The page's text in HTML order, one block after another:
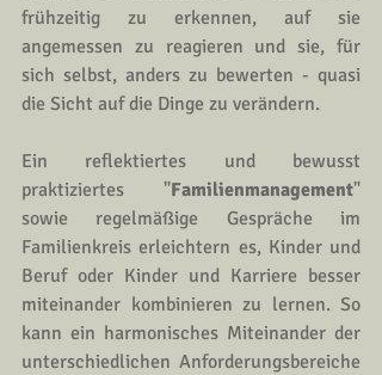
frühzeitig zu erkennen, auf sie
angemessen zu reagieren und sie, für
sich selbst, anders zu bewerten - quasi
die Sicht auf die Dinge zu verändern.
Ein reflektiertes und bewusst
praktiziertes "Familienmanagement"
sowie regelmäßige Gespräche im
Familienkreis erleichtern es, Kinder und
Beruf oder Kinder und Karriere besser
miteinander kombinieren zu lernen. So
kann ein harmonisches Miteinander der
unterschiedlichen Anforderungsbereiche